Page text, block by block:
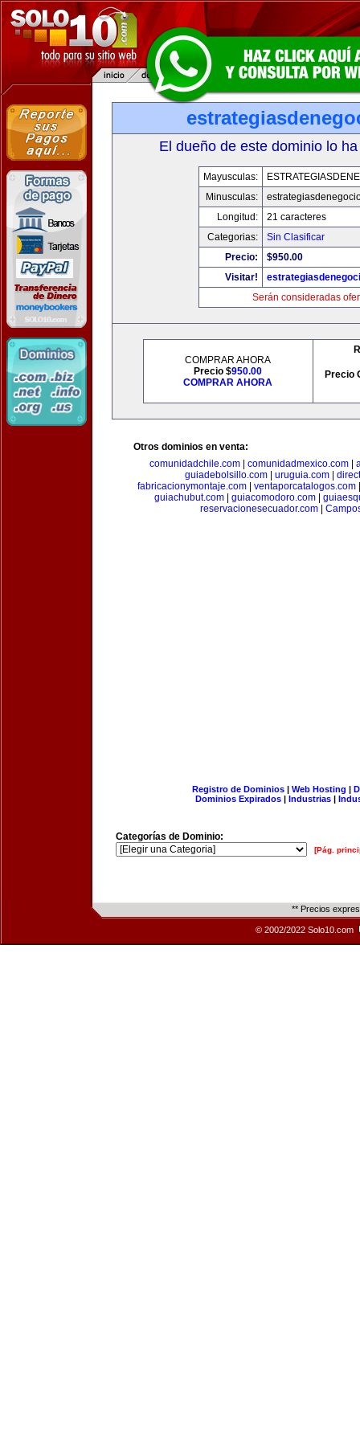
El dueño de este dominio lo
Mayusculas:
Minusculas:
Longitud:
21 caracteres
Categorias:
Sin Clasificar
Precio:
$950.00
Visitar!
Serán consideradas
COMPRAR AHORA
Precio $950.00
COMPRAR AHORA
Precio
Otros dominios en venta:
comunidadchile.com
comunidadmexico.com
guiadebolsillo.com| uruguia.com|
fabricacionymontaje.com| ventaporcatalogos.com
guiachubut.com
guiacomodoro.com
reservacionesecuador.com
Registro de Dominios| Web Hosting |
Dominios Expirados | Industrias |
Categorías de Dominio:
[Pág.
** Precios
© 2002/2022 Solo10.com